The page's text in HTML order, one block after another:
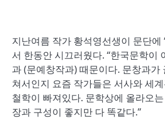
지난여름 작가 황석영선생이 문단에
서 한동안 시끄러웠다. “한국문학이
과 (문예창작과) 때문이다. 문창과가
쳐서인지 요즘 작가들은 서사와 세
철학이 빠져있다. 문학상에 올라오
장과 구성이 좋지만 다 똑같다.”